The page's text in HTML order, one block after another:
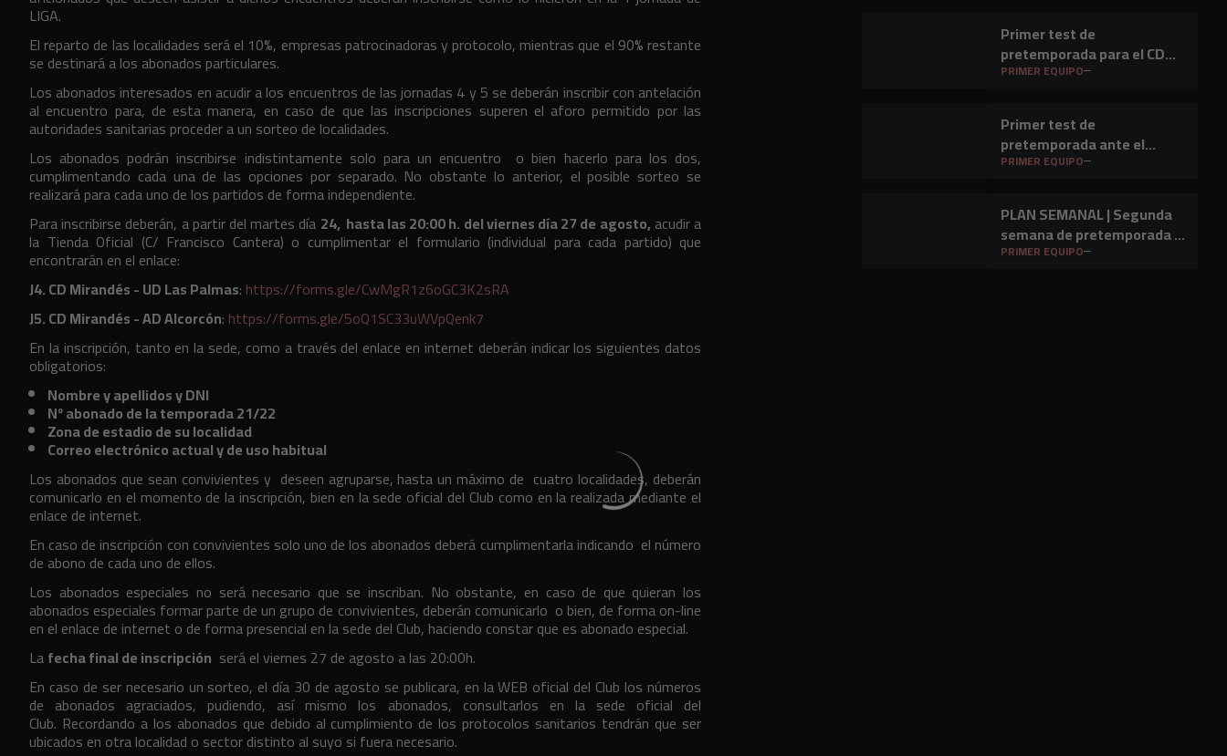
LIGA.
El reparto de las localidades será el 10%, empresas patrocinadoras y protocolo, mientras que el 90% restante
se destinará a los abonados particulares.
Los abonados interesados en acudir a los encuentros de las jornadas 4 y 5 se deberán inscribir con antelación
al encuentro para, de esta manera, en caso de que las inscripciones superen el aforo permitido por las
autoridades sanitarias proceder a un sorteo de localidades.
Los abonados podrán inscribirse indistintamente solo para un encuentro o bien hacerlo para los dos,
cumplimentando cada una de las opciones por separado. No obstante lo anterior, el posible sorteo se
realizará para cada uno de los partidos de forma independiente.
Para inscribirse deberán, a partir del martes día 24, hasta las 20:00 h. del viernes día 27 de agosto, acudir a
la Tienda Oficial (C/ Francisco Cantera) o cumplimentar el formulario (individual para cada partido) que
encontrarán en el enlace:
J4. CD Mirandés - UD Las Palmas: https://forms.gle/CwMgR1z6oGC3K2sRA
J5. CD Mirandés - AD Alcorcón: https://forms.gle/5oQ1SC33uWVpQenk7
En la inscripción, tanto en la sede, como a través del enlace en internet deberán indicar los siguientes datos
obligatorios:
Nombre y apellidos y DNI
Nº abonado de la temporada 21/22
Zona de estadio de su localidad
Correo electrónico actual y de uso habitual
Los abonados que sean convivientes y deseen agruparse, hasta un máximo de cuatro localidades, deberán
comunicarlo en el momento de la inscripción, bien en la sede oficial del Club como en la realizada mediante el
enlace de internet.
En caso de inscripción con convivientes solo uno de los abonados deberá cumplimentarla indicando el número
de abono de cada uno de ellos.
Los abonados especiales no será necesario que se inscriban. No obstante, en caso de que quieran los
abonados especiales formar parte de un grupo de convivientes, deberán comunicarlo o bien, de forma on-line
en el enlace de internet o de forma presencial en la sede del Club, haciendo constar que es abonado especial.
Lafecha final de inscripción será el viernes 27 de agosto a las 20:00h.
En caso de ser necesario un sorteo, el día 30 de agosto se publicara, en la WEB oficial del Club los números
de abonados agraciados, pudiendo, así mismo los abonados, consultarlos en la sede oficial del
Club. Recordando a los abonados que debido al cumplimiento de los protocolos sanitarios tendrán que ser
ubicados en otra localidad o sector distinto al suyo si fuera necesario.
Primer test de
pretemporada para el CD
Mirandés en Lasesarre
PRIMER EQUIPO
Primer test de
pretemporada ante el
Barakaldo CF
PRIMER EQUIPO
PLAN SEMANAL | Segunda
semana de pretemporada y
primer amistoso a la vista
PRIMER EQUIPO